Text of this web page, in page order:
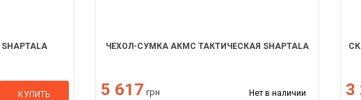
КУПИТЬ
ЧЕХОЛ-СУМКА АКМС ТАКТИЧЕСКАЯ SHAPTALA
5 617 грн Нет в наличии 3